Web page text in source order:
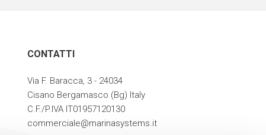
CONTATTI
Via F. Baracca, 3 - 24034
Cisano Bergamasco (Bg) Italy
C.F./P.IVA IT01957120130
commerciale@marinasystems.it